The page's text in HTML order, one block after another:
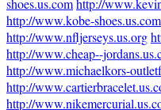
shoes.us.comhttp://
http://www.kobe-shoes.us.com
http://www.nfljerseys.us.org
http://www.cheap--
http://www.michaelkors-
http://
http://